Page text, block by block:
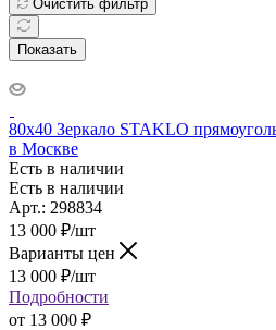
Очистить фильтр
Показать
80x40 Зеркало STAKLO
в Москве
Есть в наличии
Есть в наличии
Арт.: 298834
13 000 ₽/шт
Варианты цен
13 000 ₽/шт
Подробности
от 13 000 ₽